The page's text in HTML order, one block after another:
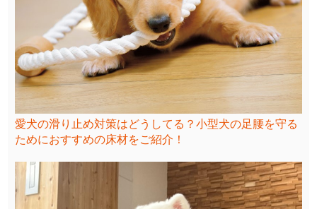
愛犬の滑り止め対策はどうしてる？小型犬の足腰を守る
ためにおすすめの床材をご紹介！